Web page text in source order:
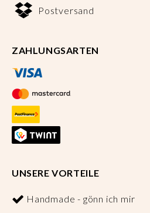
Postversand
ZAHLUNGSARTEN
UNSERE VORTEILE
Handmade - gönn ich mir